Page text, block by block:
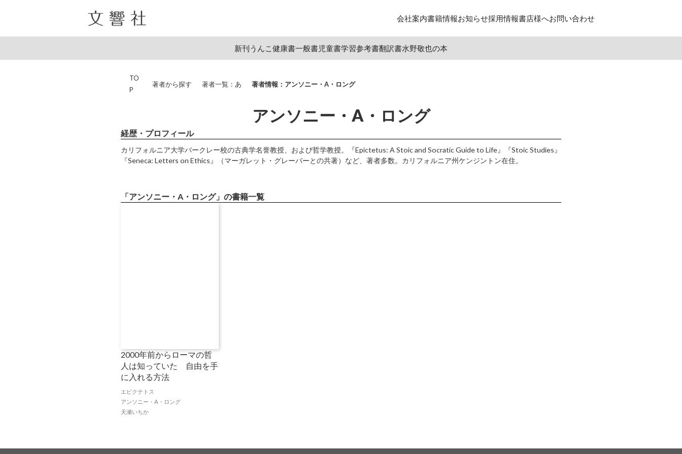
会社案内書籍情報お知らせ採用情報書店様へお問い合わせ
新刊うんこ 健康書一般書児童書学習参考書翻訳書水野敬也の本
TO
P
著者から探す 著者一覧：あ 著者情報：アンソニー・A・ロング
アンソニー・A・ロング
経歴・プロフィール
カリフォルニア大学バークレー校の古典学名誉教授、および哲学教授。『Epictetus: A Stoic and Socratic Guide to Life』『Stoic Studies』
『Seneca: Letters on Ethics』（マーガレット・グレーバーとの共著）など、著者多数。カリフォルニア州ケンジントン在住。
「アンソニー・A・ロング」の書籍一覧
2000年前からローマの哲
人は知っていた 自由を手
に入れる方法
エピクテトス
アンソニー・A・ロング
天瀬いちか